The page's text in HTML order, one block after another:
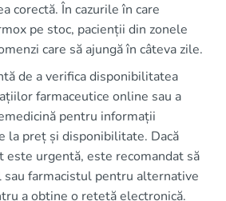
corectă. În cazurile în care
pe stoc, pacienții din zonele
care să ajungă în câteva zile.
de a verifica disponibilitatea
farmaceutice online sau a
pentru informații
la preț și disponibilitate. Dacă
este urgentă, este recomandat să
sau farmacistul pentru alternative
a obține o rețetă electronică.